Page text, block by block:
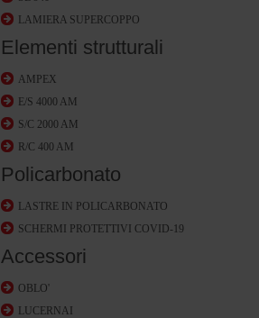
LAMIERA SUPERCOPPO
Elementi strutturali
AMPEX
E/S 4000 AM
S/C 2000 AM
R/C 400 AM
Policarbonato
LASTRE IN POLICARBONATO
SCHERMI PROTETTIVI COVID-19
Accessori
OBLO'
LUCERNAI